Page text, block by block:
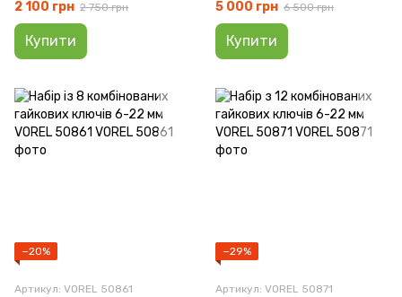
2 100 грн 2 750 грн
Купити
5 000 грн 6 500 грн
Купити
−20%
Артикул: VOREL 50861
−29%
Артикул: VOREL 50871